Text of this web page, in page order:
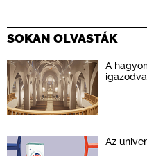
SOKAN OLVASTÁK
A
Az